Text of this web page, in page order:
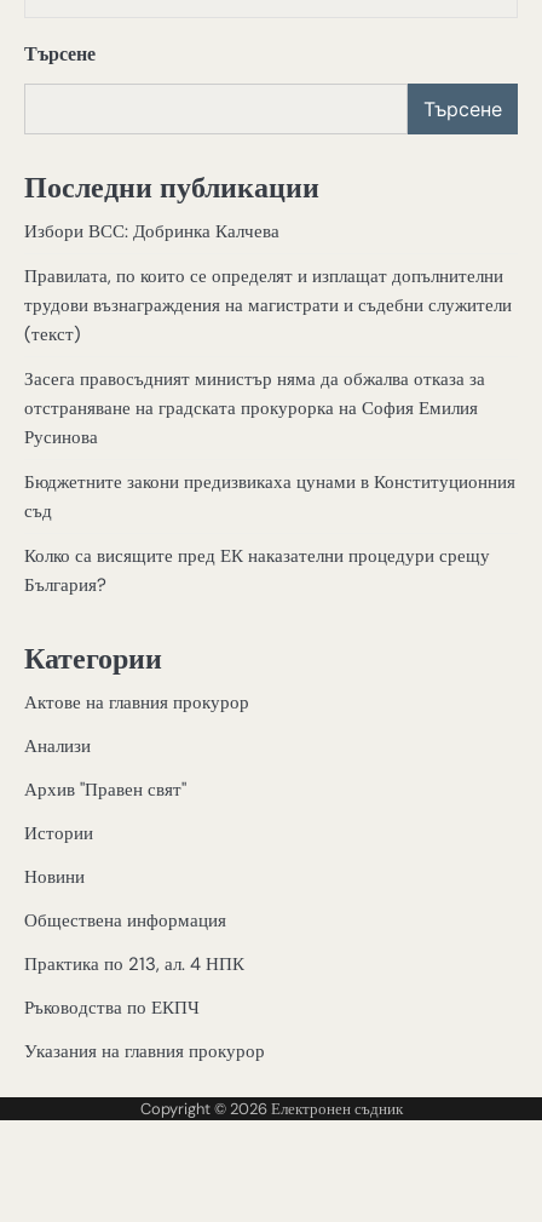
Търсене
Търсене
Последни публикации
Избори ВСС: Добринка Калчева
Правилата, по които се определят и изплащат допълнителни
трудови възнаграждения на магистрати и съдебни служители
(текст)
Засега правосъдният министър няма да обжалва отказа за
отстраняване на градската прокурорка на София Емилия
Русинова
Бюджетните закони предизвикаха цунами в Конституционния
съд
Колко са висящите пред ЕК наказателни процедури срещу
България?
Категории
Актове на главния прокурор
Анализи
Архив "Правен свят"
Истории
Новини
Обществена информация
Практика по 213, ал. 4 НПК
Ръководства по ЕКПЧ
Указания на главния прокурор
Copyright © 2026Електронен съдник